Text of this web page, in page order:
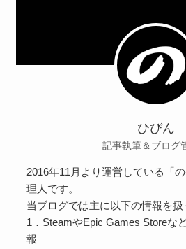
ひびん
記事執筆＆ブログ
2016年11月より運営している「
理人です。
当ブログでは主に以下の情報を扱
1．SteamやEpic Games Storeな
報